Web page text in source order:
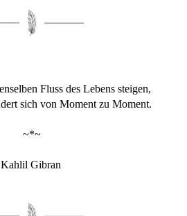
Fluss des Lebens steigen,
sich von Moment zu Moment.
~*~
Kahlil Gibran